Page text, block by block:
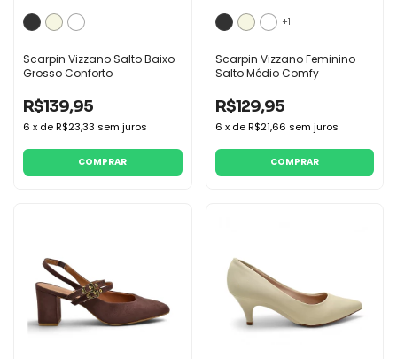
Scarpin Vizzano Salto Baixo
Grosso Conforto
R$139,95
6 x deR$23,33 sem juros
COMPRAR
Scarpin Vizzano Feminino
Salto Médio Comfy
R$129,95
6 x deR$21,66 sem juros
+1
COMPRAR